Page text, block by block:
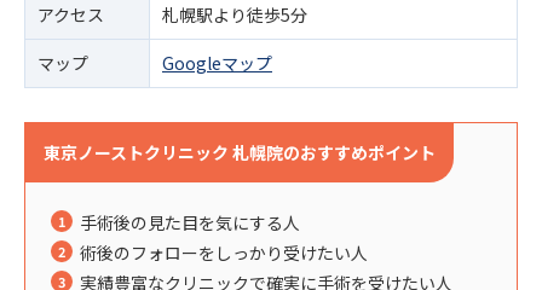
アクセス
札幌駅より徒歩5分
マップ
Googleマップ
東京ノーストクリニック 札幌院のおすすめポイント
手術後の見た目を気にする人
術後のフォローをしっかり受けたい人
実績豊富なクリニックで確実に手術を受けたい人